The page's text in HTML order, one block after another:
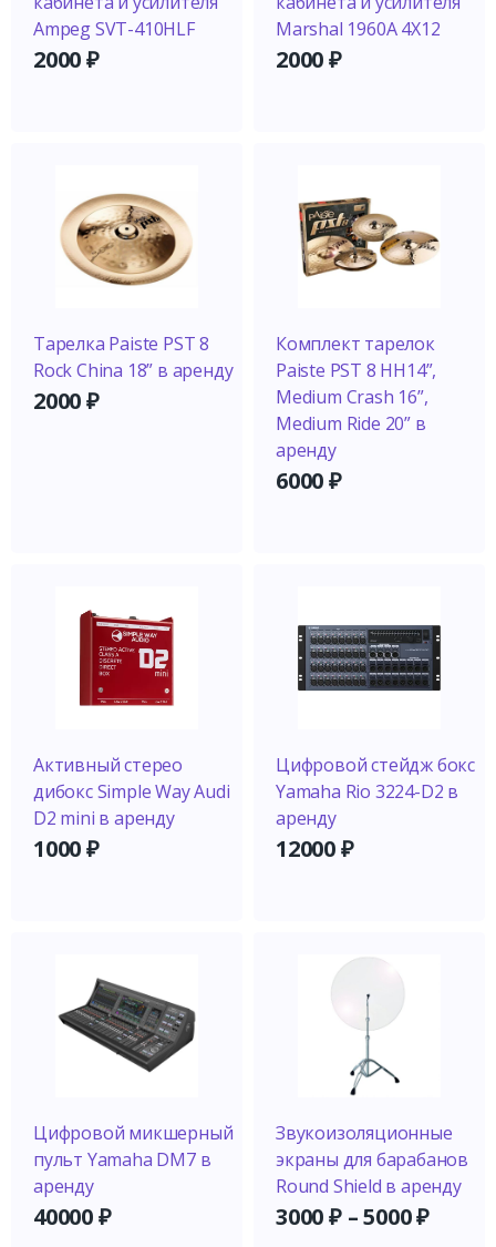
Ampeg SVT-410HLF
2000₽
Marshal 1960A 4X12
2000₽
Тарелка Paiste PST 8
Rock China 18” в аренду
2000₽
Комплект тарелок
Paiste PST 8 HH14”,
Medium Crash 16”,
Medium Ride 20” в
аренду
6000₽
Активный стерео
дибокс Simple Way Audi
D2 mini в аренду
1000₽
Цифровой стейдж бокс
Yamaha Rio 3224-D2 в
аренду
12000₽
Цифровой микшерный
пульт Yamaha DM7 в
аренду
40000₽
Звукоизоляционные
экраны для барабанов
Round Shield в аренду
3000₽–5000₽